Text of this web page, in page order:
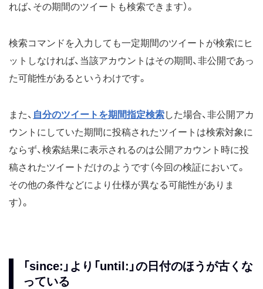
れば、その期間のツイートも検索できます）。
検索コマンドを入力しても一定期間のツイートが検索にヒ
ットしなければ、当該アカウントはその期間、非公開であっ
た可能性があるというわけです。
また、 自分のツイートを期間指定検索した場合、非公開アカ
ウントにしていた期間に投稿されたツイートは検索対象に
ならず、検索結果に表示されるのは公開アカウント時に投
稿されたツイートだけのようです（今回の検証において。
その他の条件などにより仕様が異なる可能性がありま
す）。
「since:」より「until:」の日付のほうが古くな
っている